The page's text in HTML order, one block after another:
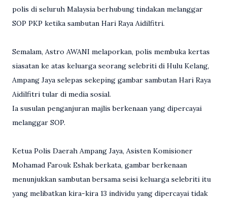
polis di seluruh Malaysia berhubung tindakan melanggar
SOP PKP ketika sambutan Hari Raya Aidilfitri.
Semalam, Astro AWANI melaporkan, polis membuka kertas
siasatan ke atas keluarga seorang selebriti di Hulu Kelang,
Ampang Jaya selepas sekeping gambar sambutan Hari Raya
Aidilfitri tular di media sosial.
Ia susulan penganjuran majlis berkenaan yang dipercayai
melanggar SOP.
Ketua Polis Daerah Ampang Jaya, Asisten Komisioner
Mohamad Farouk Eshak berkata, gambar berkenaan
menunjukkan sambutan bersama seisi keluarga selebriti itu
yang melibatkan kira-kira 13 individu yang dipercayai tidak